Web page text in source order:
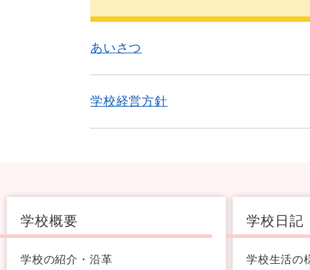
あいさつ
学校経営方針
学校概要
学校の紹介・沿革
学校日記
学校生活の